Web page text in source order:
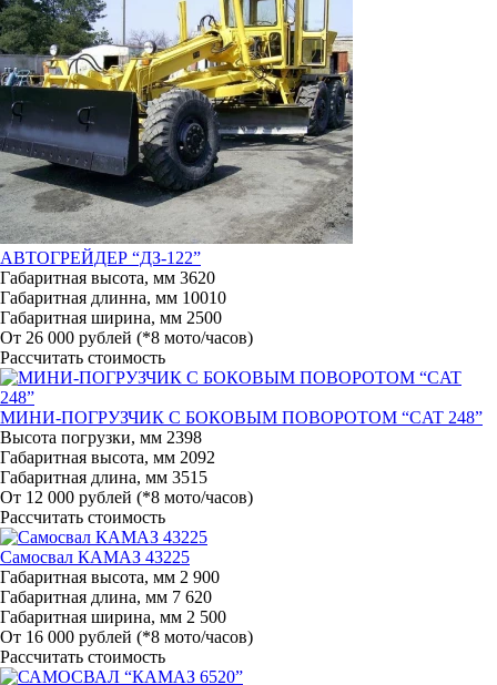
АВТОГРЕЙДЕР “ДЗ-122”
Габаритная высота, мм 3620
Габаритная длинна, мм 10010
Габаритная ширина, мм 2500
От 26 000 рублей (*8 мото/часов)
Рассчитать стоимость
МИНИ-ПОГРУЗЧИК С БОКОВЫМ ПОВОРОТОМ “CAT 248”
Высота погрузки, мм 2398
Габаритная высота, мм 2092
Габаритная длина, мм 3515
От 12 000 рублей (*8 мото/часов)
Рассчитать стоимость
Самосвал КАМАЗ 43225
Габаритная высота, мм 2 900
Габаритная длина, мм 7 620
Габаритная ширина, мм 2 500
От 16 000 рублей (*8 мото/часов)
Рассчитать стоимость